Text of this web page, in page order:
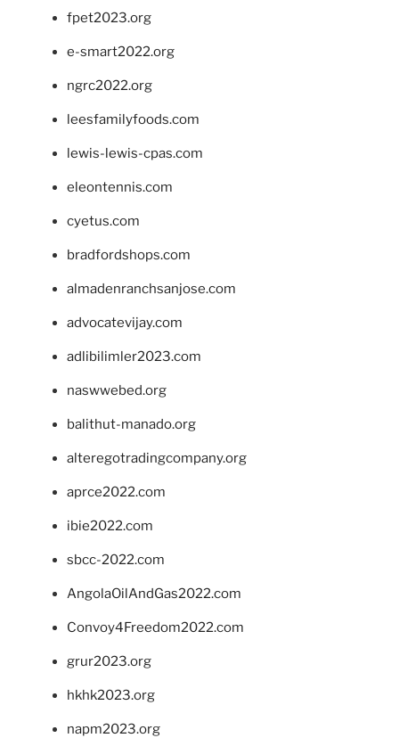
fpet2023.org
e-smart2022.org
ngrc2022.org
leesfamilyfoods.com
lewis-lewis-cpas.com
eleontennis.com
cyetus.com
bradfordshops.com
almadenranchsanjose.com
advocatevijay.com
adlibilimler2023.com
naswwebed.org
balithut-manado.org
alteregotradingcompany.org
aprce2022.com
ibie2022.com
sbcc-2022.com
AngolaOilAndGas2022.com
Convoy4Freedom2022.com
grur2023.org
hkhk2023.org
napm2023.org